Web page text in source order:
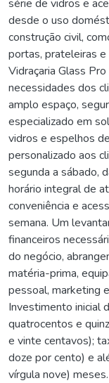
série de vidros e
desde o uso
construção civil,
portas, prateleiras
Vidraçaria Glass
necessidades dos
amplo espaço,
especializado em
vidros e espelhos
personalizado aos
segunda a sábado,
horário integral de
conveniência e
semana. Um
financeiros
do negócio,
matéria-prima,
pessoal, marketing
Investimento inicial
quatrocentos e
e vinte centavos);
doze por cento) e
vírgula nove) meses.